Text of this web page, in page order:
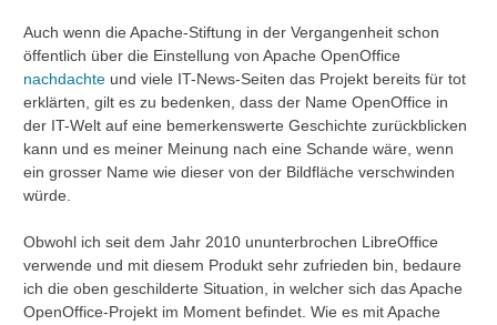
Auch wenn die Apache-Stiftung in der Vergangenheit schon
öffentlich über die Einstellung von Apache OpenOffice
nachdachte und viele IT-News-Seiten das Projekt bereits für tot
erklärten, gilt es zu bedenken, dass der Name OpenOffice in
der IT-Welt auf eine bemerkenswerte Geschichte zurückblicken
kann und es meiner Meinung nach eine Schande wäre, wenn
ein grosser Name wie dieser von der Bildfläche verschwinden
würde.
Obwohl ich seit dem Jahr 2010 ununterbrochen LibreOffice
verwende und mit diesem Produkt sehr zufrieden bin, bedaure
ich die oben geschilderte Situation, in welcher sich das Apache
OpenOffice-Projekt im Moment befindet. Wie es mit Apache